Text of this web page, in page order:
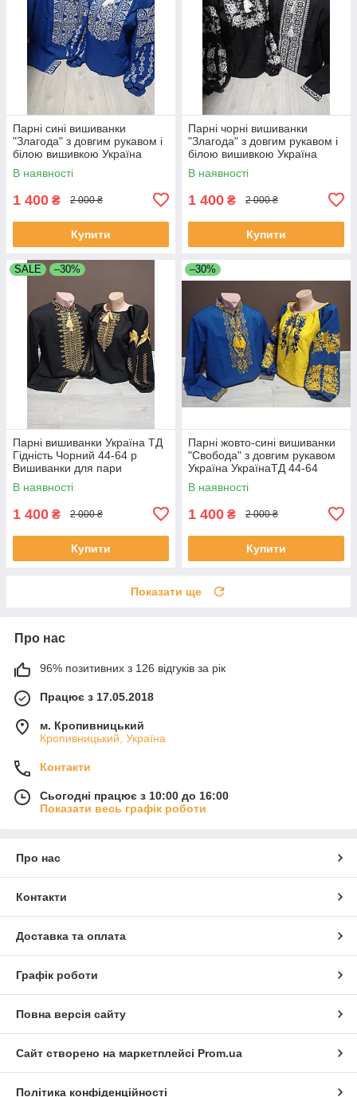
Парні сині вишиванки
"Злагода" з довгим рукавом і
білою вишивкою Україна
УкраїнаТД за 1 штуку
В наявності
1 400 ₴ 2 000 ₴
Купити
Парні чорні вишиванки
"Злагода" з довгим рукавом і
білою вишивкою Україна
УкраїнаТД за 1 штуку
В наявності
1 400 ₴ 2 000 ₴
Купити
SALE –30%
Парні вишиванки Україна ТД
Гідність Чорний 44-64 р
Вишиванки для пари
Вишиванки для жінок та
чоловіків
В наявності
1 400 ₴ 2 000 ₴
Купити
–30%
Парні жовто-сині вишиванки
"Свобода" з довгим рукавом
Україна УкраїнаТД 44-64
розміри за 1 штуку
В наявності
1 400 ₴ 2 000 ₴
Купити
Показати ще
Про нас
96% позитивних з 126 відгуків за рік
Працює з 17.05.2018
м. Кропивницький
Кропивницький, Україна
Контакти
Сьогодні працює з 10:00 до 16:00
Показати весь графік роботи
Про нас
Контакти
Доставка та оплата
Графік роботи
Повна версія сайту
Сайт створено на маркетплейсі Prom.ua
Політика конфіденційності